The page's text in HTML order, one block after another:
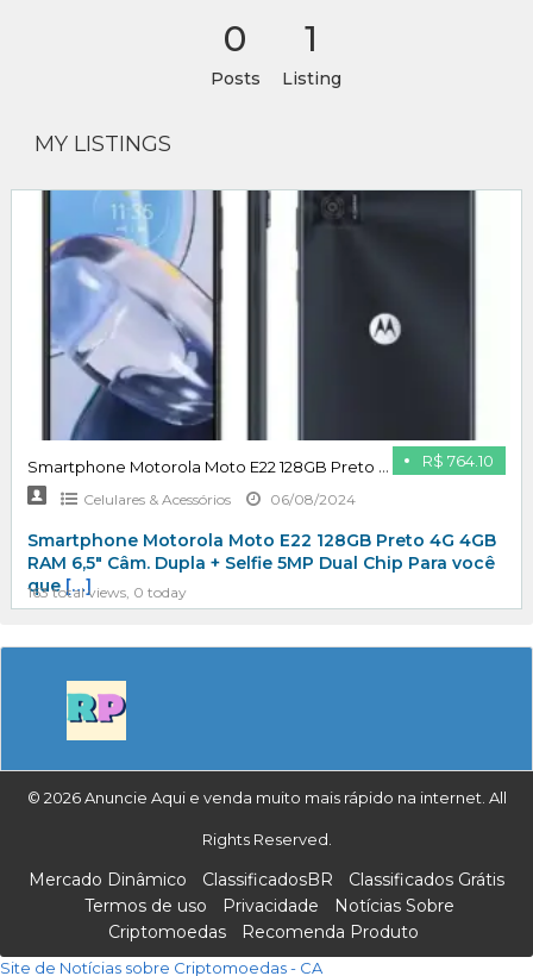
0
Posts
1
Listing
MY LISTINGS
R$ 764.10
Smartphone Motorola Moto E22 128GB Preto 4G 4GB RAM 6,5″ Câm. Dupla + Selfie 5MP Dual Chip
Celulares & Acessórios 06/08/2024
Smartphone Motorola Moto E22 128GB Preto 4G 4GB
RAM 6,5″ Câm. Dupla + Selfie 5MP Dual Chip Para você
que […]
163 total views, 0 today
© 2026 Anuncie Aqui e venda muito mais rápido na internet. All
Rights Reserved.
Mercado Dinâmico ClassificadosBR
Classificados Grátis
Termos de uso
Privacidade
Notícias Sobre
Criptomoedas
Recomenda Produto
Site de Notícias sobre Criptomoedas - CA